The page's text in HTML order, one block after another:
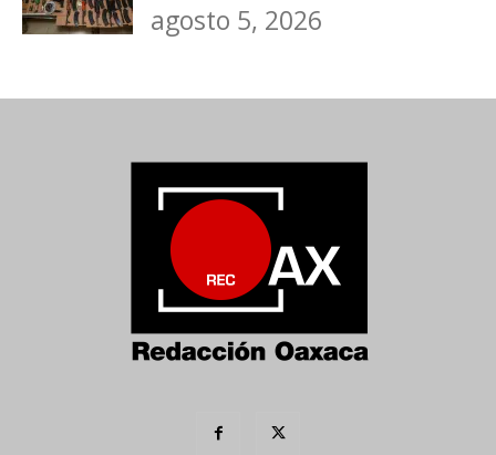
agosto 5, 2026